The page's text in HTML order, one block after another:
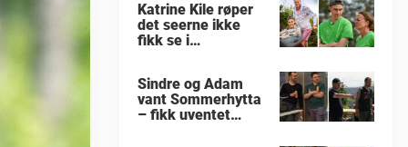
Katrine Kile røper
det seerne ikke
fikk se i
Sindre og Adam
vant Sommerhytta
– fikk uventet